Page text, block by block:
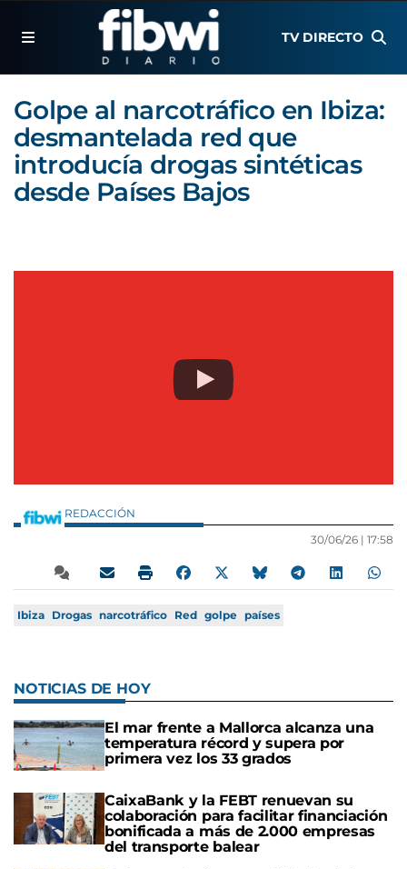
TV DIRECTO
Golpe al narcotráfico en Ibiza:
desmantelada red que
introducía drogas sintéticas
desde Países Bajos
REDACCIÓN
30/06/26 | 17:58
Ibiza Drogas narcotráfico Red golpe países
NOTICIAS DE HOY
El mar frente a Mallorca alcanza una
temperatura récord y supera por
primera vez los 33 grados
CaixaBank y la FEBT renuevan su
colaboración para facilitar financiación
bonificada a más de 2.000 empresas
del transporte balear